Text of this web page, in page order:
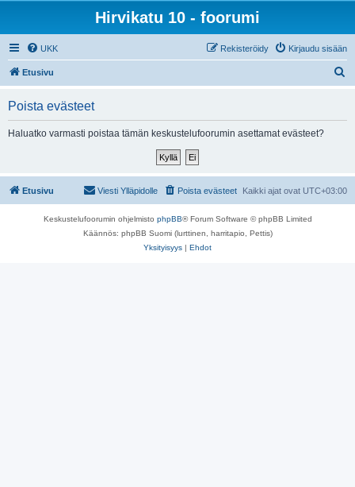
Hirvikatu 10 - foorumi
UKK Kirjaudu sisään
Rekisteröidy
Etusivu
Poista evästeet
Haluatko varmasti poistaa tämän keskustelufoorumin asettamat evästeet?
Etusivu Kaikki ajat ovat UTC+03:00
Poista evästeet
Viesti Ylläpidolle
Keskustelufoorumin ohjelmisto phpBB® Forum Software © phpBB Limited
Käännös: phpBB Suomi (lurttinen, harritapio, Pettis)
Yksityisyys | Ehdot